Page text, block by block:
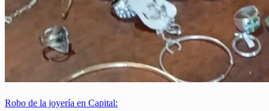
Robo de la joyería en Capital: